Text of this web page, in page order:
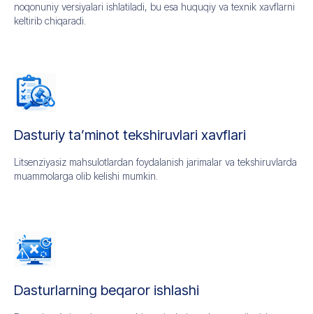
noqonuniy versiyalari ishlatiladi, bu esa huquqiy va texnik xavflarni
keltirib chiqaradi.
Dasturiy ta’minot tekshiruvlari xavflari
Litsenziyasiz mahsulotlardan foydalanish jarimalar va tekshiruvlarda
muammolarga olib kelishi mumkin.
Dasturlarning beqaror ishlashi